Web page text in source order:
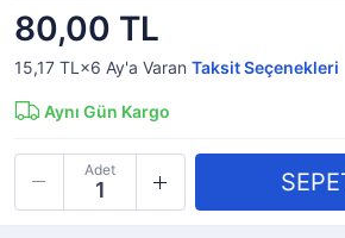
80,00 TL
15,17 TL×6 Ay'a Varan Taksit Seçenekleri
Aynı Gün Kargo
Adet